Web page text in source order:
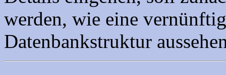
werden, wie eine
Datenbankstruktur